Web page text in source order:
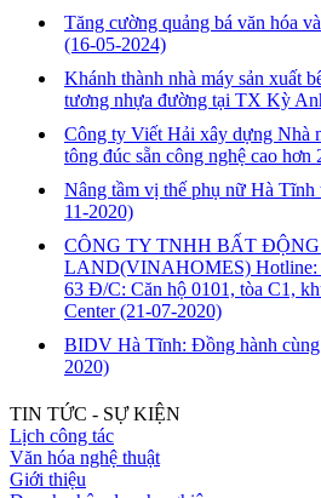
Tăng cường quảng bá văn hóa
(16-05-2024)
Khánh thành nhà máy sản xuất
tương nhựa đường tại TX Kỳ
Công ty Viết Hải xây dựng Nhà
tông đúc sẵn công nghệ cao hơn
Nâng tầm vị thế phụ nữ Hà Tĩnh
11-2020)
CÔNG TY TNHH BẤT
LAND(VINAHOMES) Hotline:
63 Đ/C: Căn hộ 0101, tòa C1,
Center(21-07-2020)
BIDV Hà Tĩnh: Đồng hành cùng
2020)
TIN TỨC - SỰ KIỆN
Lịch công tác
Văn hóa nghệ thuật
Giới thiệu